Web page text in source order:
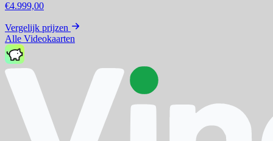
€4.999,00
Vergelijk prijzen
Alle Videokaarten